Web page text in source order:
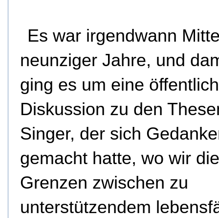
Es war irgendwann
neunziger Jahre, und
ging es um eine
Diskussion zu den
Singer, der sich
gemacht hatte, wo wir die
Grenzen zwischen zu
unterstützendem